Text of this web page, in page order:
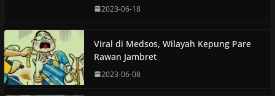
2023-06-18
Viral di Medsos, Wilayah Kepung Pare
Rawan Jambret
2023-06-08